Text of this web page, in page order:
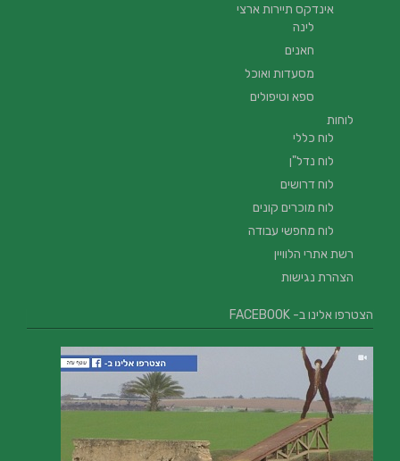
אינדקס תיירות ארצי
לינה
חאנים
מסעדות ואוכל
ספא וטיפולים
לוחות
לוח כללי
לוח נדל"ן
לוח דרושים
לוח מוכרים קונים
לוח מחפשי עבודה
רשת אתרי הלוויין
הצהרת נגישות
הצטרפו אלינו ב- FACEBOOK